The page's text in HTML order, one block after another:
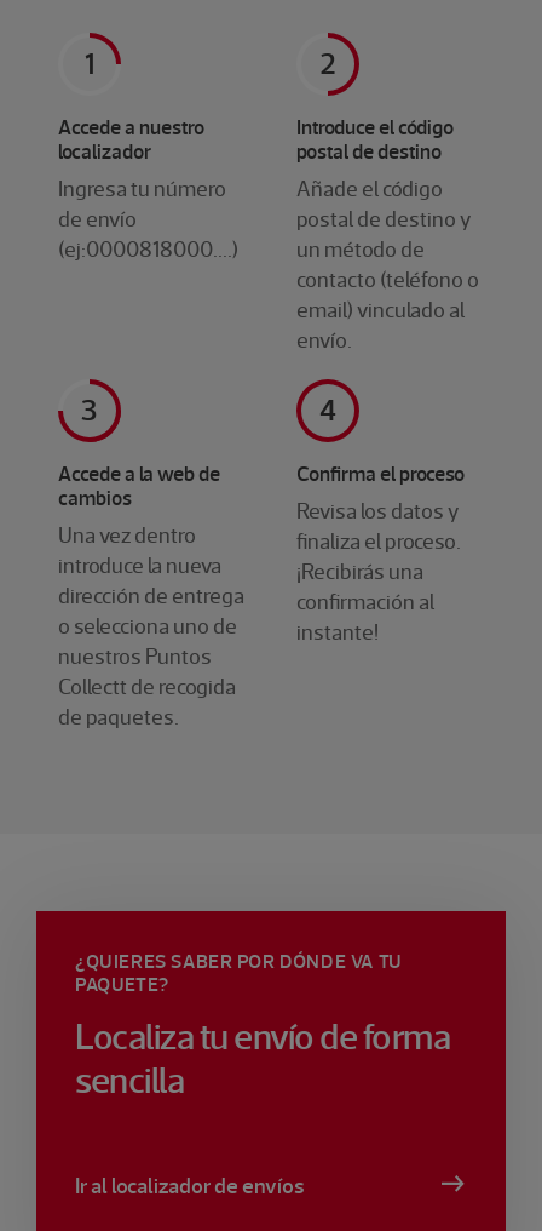
Accede a nuestro
localizador
Ingresa tu número
de envío
(ej:0000818000....)
Introduce el código
postal de destino
Añade el código
postal de destino y
un método de
contacto (teléfono o
email) vinculado al
envío.
Accede a la web de
cambios
Una vez dentro
introduce la nueva
dirección de entrega
o selecciona uno de
nuestros Puntos
Collectt de recogida
de paquetes.
Confirma el proceso
Revisa los datos y
finaliza el proceso.
¡Recibirás una
confirmación al
instante!
¿QUIERES SABER POR DÓNDE VA TU
PAQUETE?
Localiza tu envío de forma
sencilla
Ir al localizador de envíos